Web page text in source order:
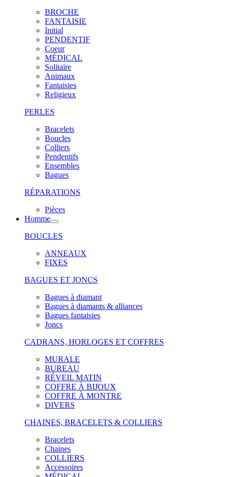
BROCHE
FANTAISIE
Initial
PENDENTIF
Coeur
MÉDICAL
Solitaire
Animaux
Fantaisies
Religieux
PERLES
Bracelets
Boucles
Colliers
Pendentifs
Ensembles
Bagues
RÉPARATIONS
Pièces
Homme
BOUCLES
ANNEAUX
FIXES
BAGUES ET JONCS
Bagues à diamant
Bagues à diamants & alliances
Bagues fantaisies
Joncs
CADRANS, HORLOGES ET COFFRES
MURALE
BUREAU
RÉVEIL MATIN
COFFRE À BIJOUX
COFFRE À MONTRE
DIVERS
CHAINES, BRACELETS & COLLIERS
Bracelets
Chaines
COLLIERS
Accessoires